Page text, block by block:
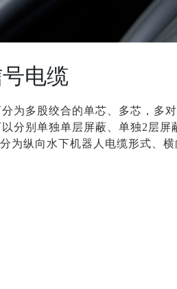
电缆
为多股绞合的单芯、多芯，多
分别单独单层屏蔽、单独2层屏
为纵向水下机器人电缆形式、横